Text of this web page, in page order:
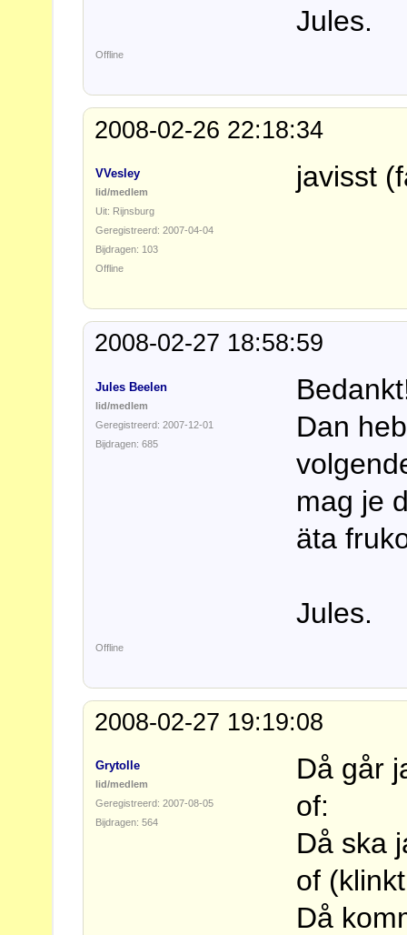
Jules.
Offline
2008-02-26 22:18:34
VVesley
lid/medlem
Uit: Rijnsburg
Geregistreerd: 2007-04-04
Bijdragen: 103
javisst
Offline
2008-02-27 18:58:59
Jules Beelen
lid/medlem
Geregistreerd: 2007-12-01
Bijdragen: 685
Dan
mag je
äta
Jules.
Offline
2008-02-27 19:19:08
Grytolle
lid/medlem
Geregistreerd: 2007-08-05
Bijdragen: 564
Då går
of:
Då ska
of
Då